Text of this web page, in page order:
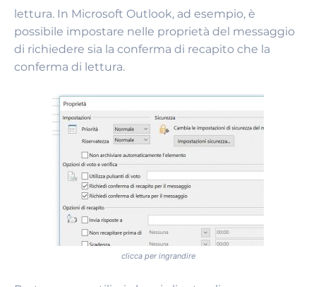
lettura. In Microsoft Outlook, ad esempio, è
possibile impostare nelle proprietà del messaggio
di richiedere sia la conferma di recapito che la
conferma di lettura.
clicca per ingrandire